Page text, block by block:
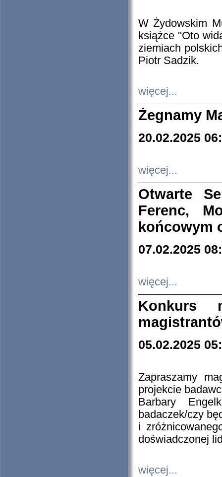
W Żydowskim
książce "Oto
ziemiach
Piotr Sadzik.
więcej...
Żegnamy
20.02.2025
więcej...
Otwarte
Ferenc,
końcowym
07.02.2025
więcej...
Konkurs
05.02.2025
Zapraszamy
projekcie
Barbary
badaczek/czy
i
doświadczonej
więcej...